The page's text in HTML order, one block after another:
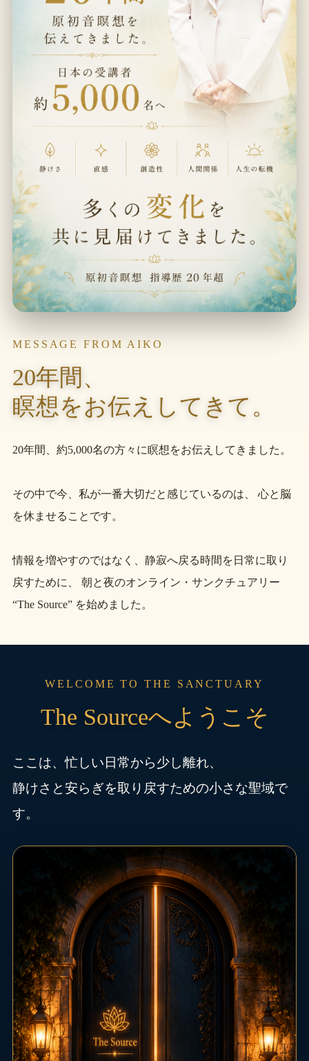
MESSAGE FROM AIKO
20年間、
瞑想をお伝えしてきて。
20年間、約5,000名の方々に瞑想をお伝えしてきました。
その中で今、私が一番大切だと感じているのは、 心と脳
を休ませること です。
情報を増やすのではなく、静寂へ戻る時間を日常に取り
戻すために、 朝と夜のオンライン・サンクチュアリー
“The Source” を始めました。
WELCOME TO THE SANCTUARY
The Sourceへようこそ
ここは、忙しい日常から少し離れ、
静けさと安らぎを取り戻すための小さな聖域で
す。